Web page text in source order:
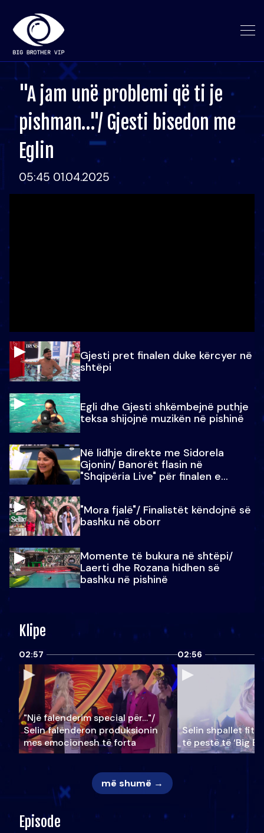
"A jam unë problemi që ti je
pishman…"/ Gjesti bisedon me
Eglin
05:45 01.04.2025
Gjesti pret finalen duke kërcyer në
shtëpi
Egli dhe Gjesti shkëmbejnë puthje
teksa shijojnë muzikën në pishinë
Në lidhje direkte me Sidorela
Gjonin/ Banorët flasin në
"Shqipëria Live" për finalen e
"Mora fjalë"/ Finalistët këndojnë së
bashku në oborr
Momente të bukura në shtëpi/
Laerti dhe Rozana hidhen së
bashku në pishinë
Klipe
02:57
"Një falenderim special për…"/
Selin falënderon produksionin
mes emocionesh të forta
02:56
Selin shpallet
të pestë të ‘Big
më shumë →
Episode